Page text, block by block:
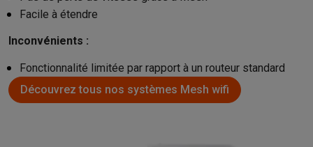
Facile à étendre
Inconvénients :
Fonctionnalité limitée par rapport à un routeur standard
Découvrez tous nos systèmes Mesh wifi